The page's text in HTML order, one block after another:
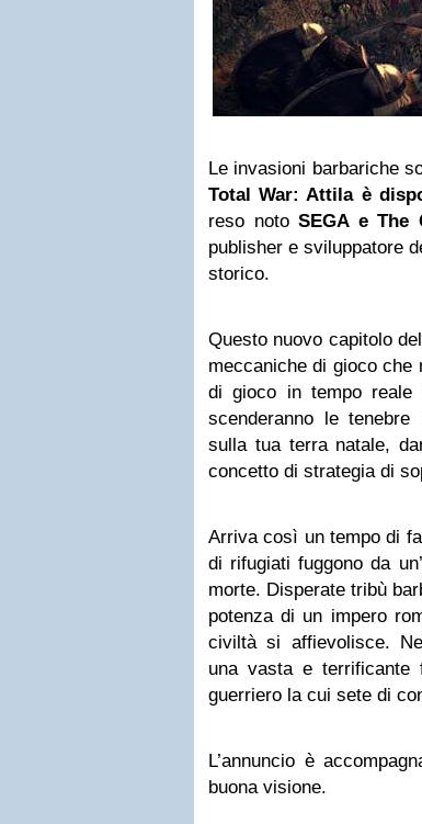
Le invasioni barbariche
Total War: Attila è
reso notoSEGA e The
publisher e sviluppatore
storico.
Questo nuovo capitolo
meccaniche di gioco
di gioco in tempo
scenderanno le
sulla tua terra natale,
concetto di strategia di
Arriva così un tempo di
di rifugiati fuggono da
morte. Disperate tribù
potenza di un impero
civiltà si affievolisce.
una vasta e
guerriero la cui sete di
L’annuncio è
buona visione.